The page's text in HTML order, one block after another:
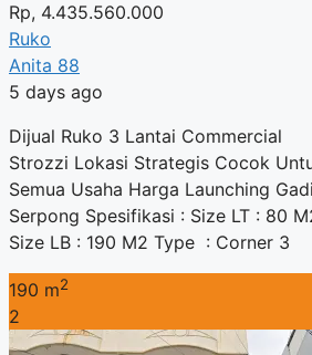
Rp, 4.435.560.000
Ruko
Anita 88
5 days ago
Dijual Ruko 3 Lantai Commercial
Strozzi Lokasi Strategis Cocok
Semua Usaha Harga Launching
Serpong Spesifikasi : Size LT : 80
Size LB : 190 M2 Type : Corner 3
190 m2
2